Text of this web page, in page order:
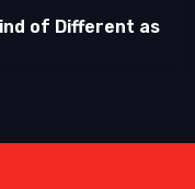
of Different as